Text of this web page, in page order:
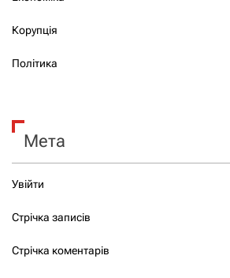
Корупція
Політика
Мета
Увійти
Стрічка записів
Стрічка коментарів